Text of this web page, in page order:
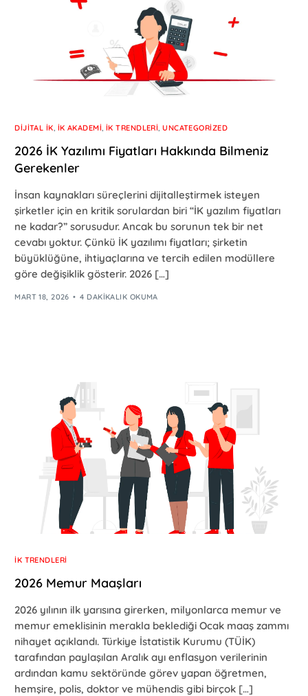
DIJITAL İK, İK AKADEMI, İK TRENDLERI,UNCATEGORIZED
2026 İK Yazılımı Fiyatları Hakkında Bilmeniz
Gerekenler
İnsan kaynakları süreçlerini dijitalleştirmek isteyen
şirketler için en kritik sorulardan biri “İK yazılım fiyatları
ne kadar?” sorusudur. Ancak bu sorunun tek bir net
cevabı yoktur. Çünkü İK yazılımı fiyatları; şirketin
büyüklüğüne, ihtiyaçlarına ve tercih edilen modüllere
göre değişiklik gösterir. 2026 […]
MART 18, 2026 4 DAKIKALIK OKUMA
İK TRENDLERI
2026 Memur Maaşları
2026 yılının ilk yarısına girerken, milyonlarca memur ve
memur emeklisinin merakla beklediği Ocak maaş zammı
nihayet açıklandı. Türkiye İstatistik Kurumu (TÜİK)
tarafından paylaşılan Aralık ayı enflasyon verilerinin
ardından kamu sektöründe görev yapan öğretmen,
hemşire, polis, doktor ve mühendis gibi birçok […]